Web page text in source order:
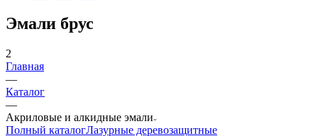
Эмали брус
2
Главная
—
Каталог
—
Акриловые и алкидные эмали
Полный каталогЛазурные деревозащитные